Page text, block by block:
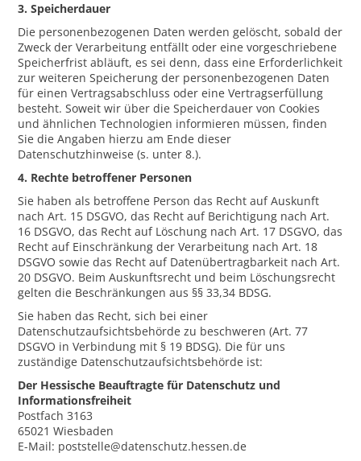
3. Speicherdauer
Die personenbezogenen Daten werden gelöscht, sobald der
Zweck der Verarbeitung entfällt oder eine vorgeschriebene
Speicherfrist abläuft, es sei denn, dass eine Erforderlichkeit
zur weiteren Speicherung der personenbezogenen Daten
für einen Vertragsabschluss oder eine Vertragserfüllung
besteht. Soweit wir über die Speicherdauer von Cookies
und ähnlichen Technologien informieren müssen, finden
Sie die Angaben hierzu am Ende dieser
Datenschutzhinweise (s. unter 8.).
4. Rechte betroffener Personen
Sie haben als betroffene Person das Recht auf Auskunft
nach Art. 15 DSGVO, das Recht auf Berichtigung nach Art.
16 DSGVO, das Recht auf Löschung nach Art. 17 DSGVO, das
Recht auf Einschränkung der Verarbeitung nach Art. 18
DSGVO sowie das Recht auf Datenübertragbarkeit nach Art.
20 DSGVO. Beim Auskunftsrecht und beim Löschungsrecht
gelten die Beschränkungen aus §§ 33,34 BDSG.
Sie haben das Recht, sich bei einer
Datenschutzaufsichtsbehörde zu beschweren (Art. 77
DSGVO in Verbindung mit § 19 BDSG). Die für uns
zuständige Datenschutzaufsichtsbehörde ist:
Der Hessische Beauftragte für Datenschutz und
Informationsfreiheit
Postfach 3163
65021 Wiesbaden
E-Mail: poststelle@datenschutz.hessen.de